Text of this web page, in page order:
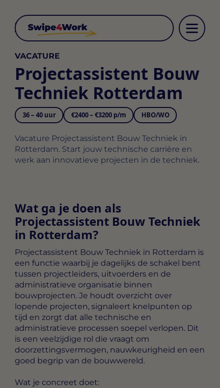
Terug
VACATURE
Projectassistent Bouw
Techniek Rotterdam
36 – 40 uur €2400 – €3200 p/m HBO/WO
Vacature Projectassistent Bouw Techniek in
Rotterdam. Start jouw technische carrière en
werk aan innovatieve projecten in de techniek.
Wat ga je doen als
Projectassistent Bouw Techniek
in Rotterdam?
Projectassistent Bouw Techniek in Rotterdam is
een functie waarbij je dagelijks de schakel bent
tussen projectleiders, uitvoerders en de
administratieve organisatie binnen
bouwprojecten. Je houdt overzicht over
lopende projecten, signaleert knelpunten op
tijd en zorgt dat alle technische en
administratieve processen soepel verlopen. Dit
is een veelzijdige rol die vraagt om
doorzettingsvermogen, nauwkeurigheid en een
goed begrip van de bouwwereld.
Wat je concreet doet: